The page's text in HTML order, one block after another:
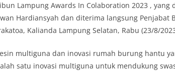
Lampung Awards In Colaboration 2023 , yang
Hardiansyah dan diterima langsung Penjabat
Kalianda Lampung Selatan, Rabu (23/8/
multiguna dan inovasi rumah burung hantu
satu inovasi multiguna untuk mendukung